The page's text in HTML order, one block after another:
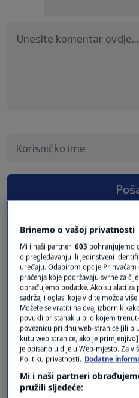
Brinemo o vašoj privatnosti
Mi i naši partneri603 pohranjujemo
o pregledavanju ili jedinstveni
uređaju. Odabirom opcije
praćenja koje podržavaju svrhe za
obrađujemo podatke. Ako su alati za
sadržaj i oglasi koje vidite možda
Možete se vratiti na ovaj izbornik
povukli pristanak u bilo kojem
poveznicu pri dnu web-stranice [ili
kutu web stranice, ako je
je opisano u dijelu Web-mjesto. Za
Politiku privatnosti. Dodatne
Mi i naši partneri
pružili sljedeće: